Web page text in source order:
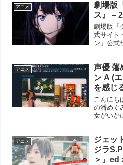
アニメ
劇場版
ス』 –
劇場版『
式サイト
ン』公式
アニメ
声優 藩
ン A (エース) 北
を感じ
北斗星
サ星人
こんにち
の潘めぐ
女がいか
の声を務
命的な出
アニメ
ジェッ
ジラ
＞』ed